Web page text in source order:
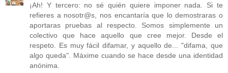
¡Ah! Y tercero: no sé quién quiere imponer nada. Si te
refieres a nosotr@s, nos encantaría que lo demostraras o
aportaras pruebas al respecto. Somos simplemente un
colectivo que hace aquello que cree mejor. Desde el
respeto. Es muy fácil difamar, y aquello de... "difama, que
algo queda". Máxime cuando se hace desde una identidad
anónima.